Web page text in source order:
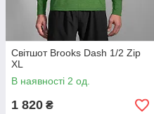
Світшот Brooks Dash 1/2 Zip
XL
В наявності 2 од.
1 820 ₴